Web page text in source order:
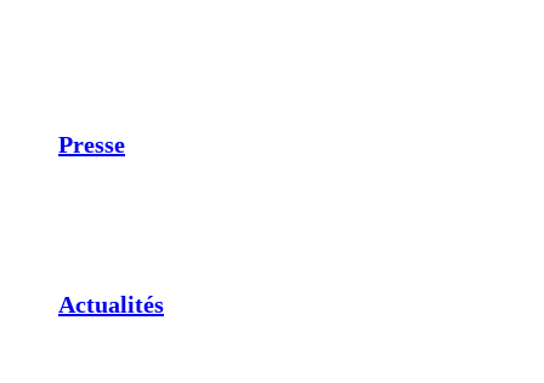
Presse
Actualités